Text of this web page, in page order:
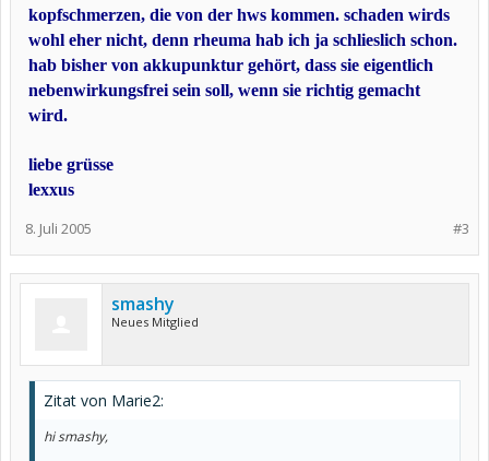
kopfschmerzen, die von der hws kommen. schaden wirds
wohl eher nicht, denn rheuma hab ich ja schlieslich schon.
hab bisher von akkupunktur gehört, dass sie eigentlich
nebenwirkungsfrei sein soll, wenn sie richtig gemacht
wird.
liebe grüsse
lexxus
#3
8. Juli 2005
smashy
Neues Mitglied
Zitat von Marie2:
hi smashy,